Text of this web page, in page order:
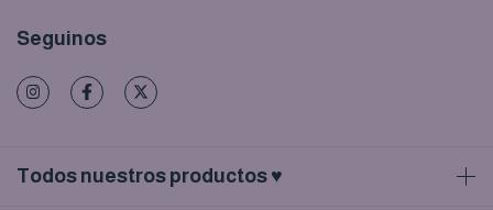
Seguinos
Todos nuestros productos ♥